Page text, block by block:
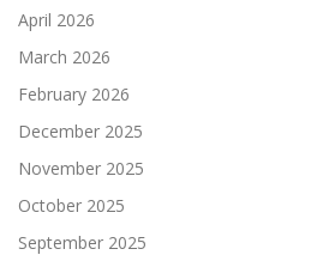
April 2026
March 2026
February 2026
December 2025
November 2025
October 2025
September 2025